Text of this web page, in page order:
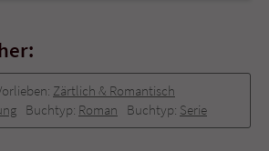
Zärtlich & Romantisch
Buchtyp: Roman Buchtyp: Serie